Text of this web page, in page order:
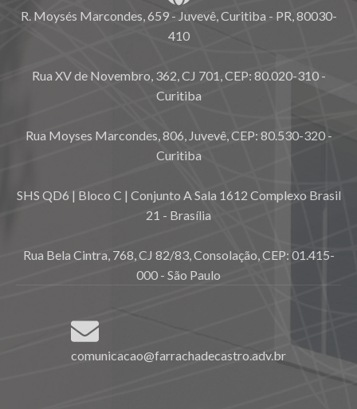
R. Moysés Marcondes, 659 - Juvevê, Curitiba - PR, 80030-
410
Rua XV de Novembro, 362, CJ 701, CEP: 80.020-310 -
Curitiba
Rua Moyses Marcondes, 806, Juvevê, CEP: 80.530-320 -
Curitiba
SHS QD6 | Bloco C | Conjunto A Sala 1612 Complexo Brasil
21 - Brasília
Rua Bela Cintra, 768, CJ 82/83, Consolação, CEP: 01.415-
000 - São Paulo
comunicacao@farrachadecastro.adv.br